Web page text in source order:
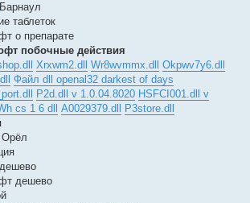
таблеток
о препарате
побочные действия
Xrxwm2.dll Wr8wvmmx.dll
Okpwv7y6.dll
Файл dll openal32 darkest of days
P2d.dll v 1.0.04.8020 HSFCI001.dll v
cs 1 6 dll A0029379.dll
P3store.dll
Орёл
дешево